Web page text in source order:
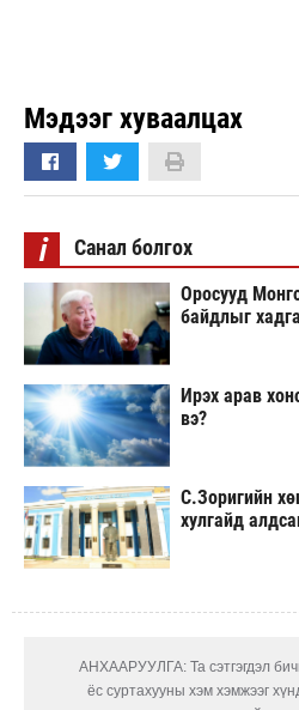
Мэдээг хуваалцах
i Санал болгох
Оросууд
байдлыг
Ирэх арав
вэ?
С.Зоригийн
хулгайд
АНХААРУУЛГА: Та сэтгэгдэл
ёс суртахууны хэм хэмжээг